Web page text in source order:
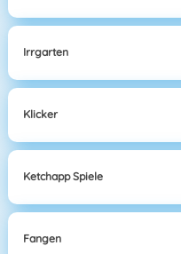
Irrgarten
Klicker
Ketchapp Spiele
Fangen